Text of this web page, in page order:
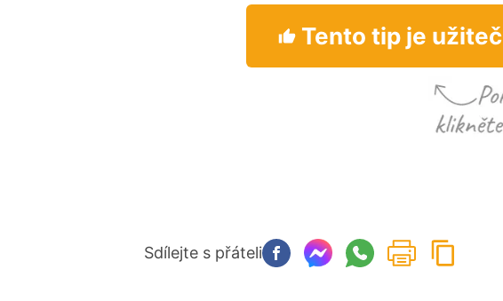
Tento tip je
Sdílejte s přáteli